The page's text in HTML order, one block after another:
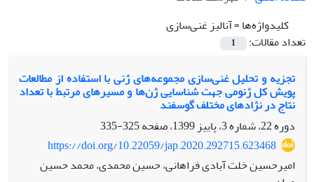
کلیدواژه‌ها =آنالیز غنی‌سازی‌
تعداد مقالات:
1
تجزیه و تحلیل غنی‌سازی مجموعه‌های ژنی با استفاده از مطالعات
پویش کل ژنومی جهت شناسایی ژن‌ها و مسیرهای مرتبط با تعداد
نتاج در نژادهای مختلف گوسفند
دوره 22، شماره 3، پاییز 1399، صفحه
325-335
https://doi.org/10.22059/jap.2020.292715.623468
امیرحسین خلت آبادی فراهانی، حسین محمدی، محمد حسین